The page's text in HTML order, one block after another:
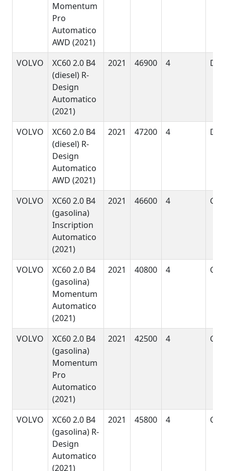
Momentum
Pro
Automatico
AWD (2021)
VOLVO
XC60 2.0 B4
(diesel) R-
Design
Automatico
(2021)
2021 46900 4 DyE
VOLVO
XC60 2.0 B4
(diesel) R-
Design
Automatico
AWD (2021)
2021 47200 4 DyE
VOLVO
XC60 2.0 B4
(gasolina)
Inscription
Automatico
(2021)
2021 46600 4 GyE
VOLVO
XC60 2.0 B4
(gasolina)
Momentum
Automatico
(2021)
2021 40800 4 GyE
VOLVO
XC60 2.0 B4
(gasolina)
Momentum
Pro
Automatico
(2021)
2021 42500 4 GyE
VOLVO
XC60 2.0 B4
(gasolina) R-
Design
Automatico
(2021)
2021 45800 4 GyE